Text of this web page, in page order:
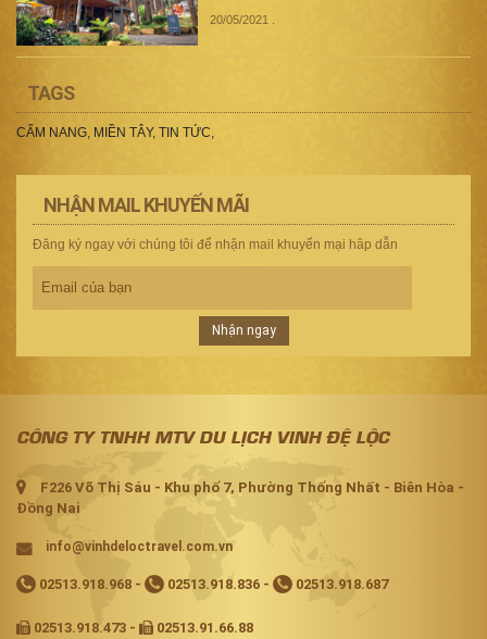
20/05/2021
TAGS
CẨM NANG, MIỀN TÂY, TIN TỨC,
NHẬN MAIL KHUYẾN MÃI
Đăng ký ngay với chúng tôi để nhận mail khuyến mại hâp dẫn
Nhận ngay
CÔNG TY TNHH MTV DU LỊCH VINH ĐỆ LỘC
F226 Võ Thị Sáu - Khu phố 7, Phường Thống Nhất - Biên Hòa -
Đồng Nai
info@vinhdeloctravel.com.vn
02513.918.968 - 02513.918.836 - 02513.918.687
02513.918.473 - 02513.91.66.88